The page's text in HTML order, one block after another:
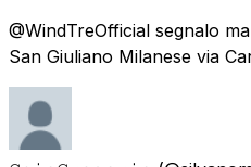
@WindTreOfficial segnalo
San Giuliano Milanese via